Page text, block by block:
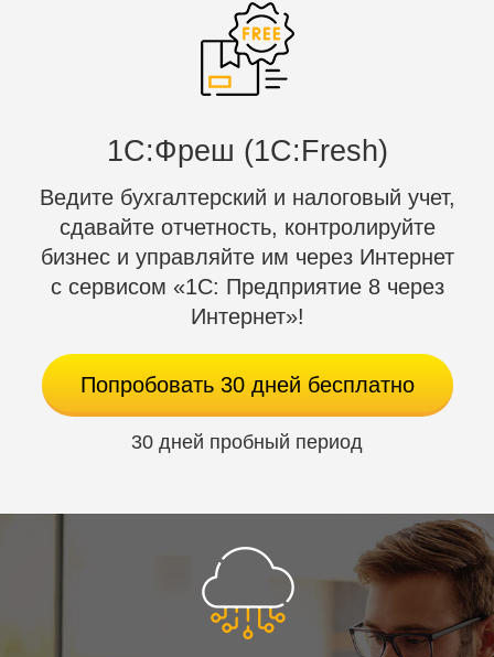
отправьте нам сообщение с помощью
формы запросов справа "Задать
вопрос" или на электронную
info@lotos-crimea.ru
14 модулей:
Главный модуль
Монитор
производительности
Управление
Облачные
хранилища
Поиск
блоки
Облачные сервисы
Highload-блоки
Компрессия
SEO-модуль
Битрикс24
1C:Фреш (1С:Fresh)
Ведите бухгалтерский и налоговый учет,
сдавайте отчетность, контролируйте
бизнес и управляйте им через Интернет
с сервисом «1С: Предприятие 8 через
Интернет»!
Попробовать 30 дней бесплатно
30 дней пробный период